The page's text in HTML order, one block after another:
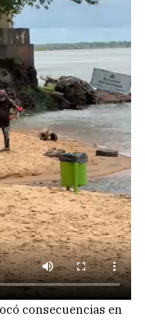
consecuencias en